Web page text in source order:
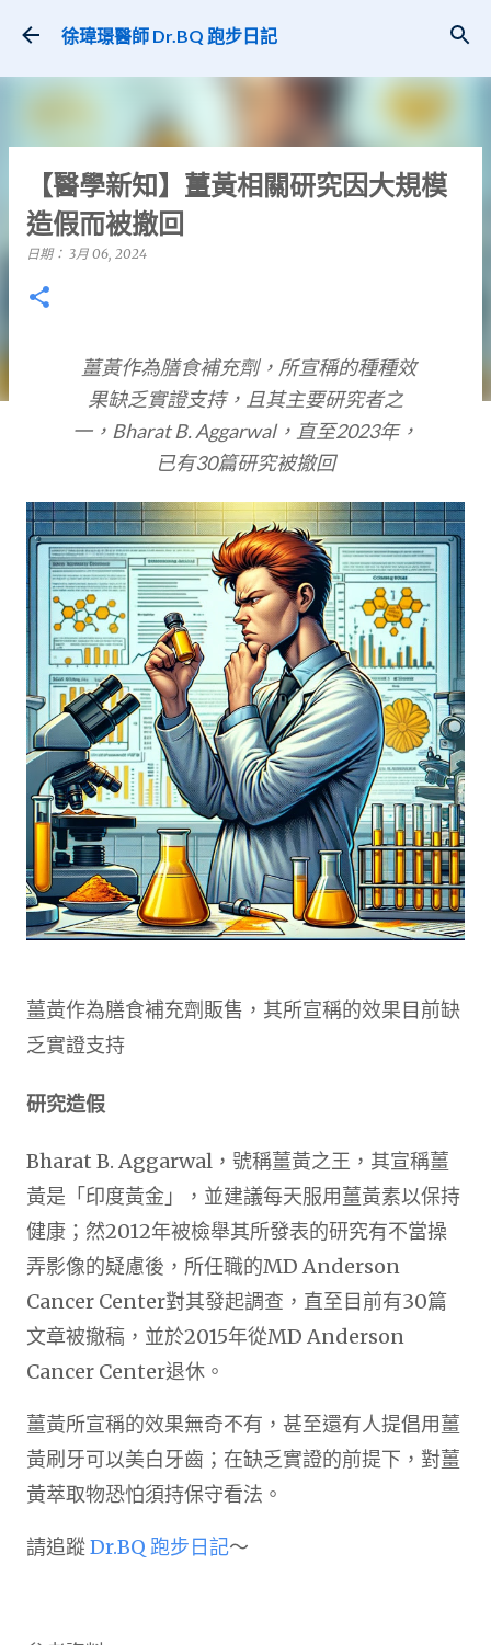
跳到主要內容
徐瑋璟醫師 Dr.BQ 跑步日記
【醫學新知】薑黃相關研究因大規模
造假而被撤回
日期： 3月 06, 2024
薑黃作為膳食補充劑，所宣稱的種種效
果缺乏實證支持，且其主要研究者之
一，Bharat B. Aggarwal，直至2023年，
已有30篇研究被撤回
薑黃作為膳食補充劑販售，其所宣稱的效果目前缺
乏實證支持
研究造假
Bharat B. Aggarwal，號稱薑黃之王，其宣稱薑
黃是「印度黃金」，並建議每天服用薑黃素以保持
健康；然2012年被檢舉其所發表的研究有不當操
弄影像的疑慮後，所任職的MD Anderson
Cancer Center對其發起調查，直至目前有30篇
文章被撤稿，並於2015年從MD Anderson
Cancer Center退休。
薑黃所宣稱的效果無奇不有，甚至還有人提倡用薑
黃刷牙可以美白牙齒；在缺乏實證的前提下，對薑
黃萃取物恐怕須持保守看法。
請追蹤Dr.BQ 跑步日記～